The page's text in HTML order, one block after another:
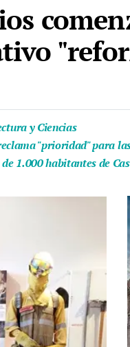
y Ciencias
"prioridad" para
1.000 habitantes de